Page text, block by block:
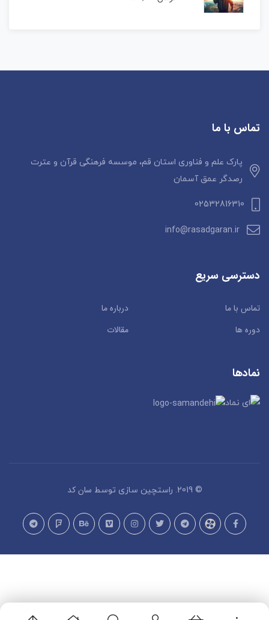
تماس با ما
پارک علم و فناوری استان قم، موسسه فرهنگی قرآن و عترت
رصدگر عمق آسمان
02532816310
info@rasadgaran.ir
دسترسی سریع
تماس با ما
درباره ما
دوره ها
مقالات
نمادها
© 2019. راستچین سازی توسط سان کد